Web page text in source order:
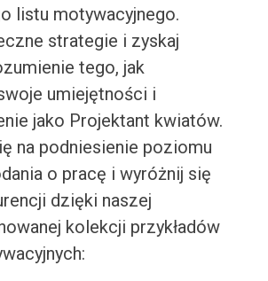
listu motywacyjnego.
strategie i zyskaj
tego, jak
umiejętności i
jako Projektant kwiatów.
na podniesienie poziomu
o pracę i wyróżnij się
dzięki naszej
kolekcji przykładów